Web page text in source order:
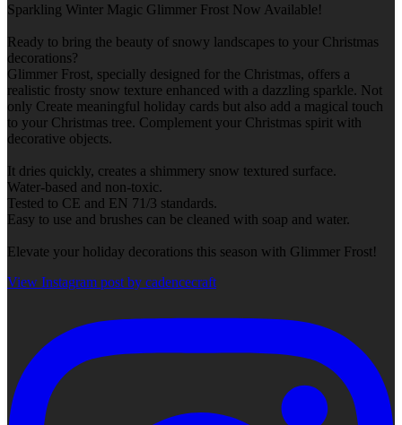
Sparkling Winter Magic Glimmer Frost Now Available!
Ready to bring the beauty of snowy landscapes to your Christmas
decorations?
Glimmer Frost, specially designed for the Christmas, offers a
realistic frosty snow texture enhanced with a dazzling sparkle. Not
only Create meaningful holiday cards but also add a magical touch
to your Christmas tree. Complement your Christmas spirit with
decorative objects.
It dries quickly, creates a shimmery snow textured surface.
Water-based and non-toxic.
Tested to CE and EN 71/3 standards.
Easy to use and brushes can be cleaned with soap and water.
Elevate your holiday decorations this season with Glimmer Frost!
View Instagram post by cadencecraft